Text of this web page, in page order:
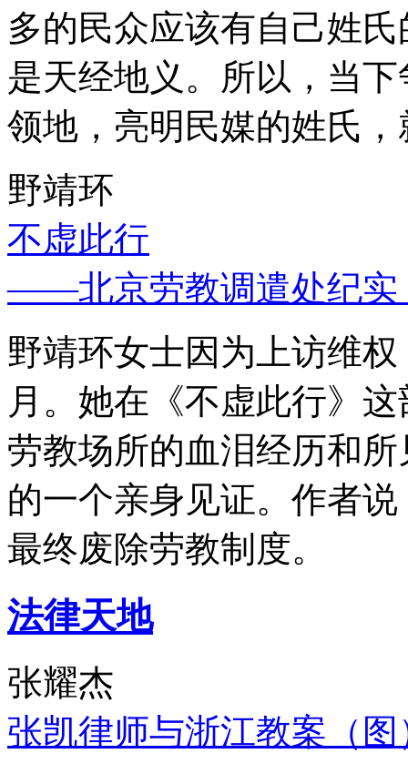
多的民众应该有自己姓
是天经地义。所以，当
领地，亮明民媒的姓氏
野靖环
不虚此行
——北京劳教调遣处纪实
野靖环女士因为上访维
月。她在《不虚此行》
劳教场所的血泪经历和
的一个亲身见证。作者
最终废除劳教制度。
法律天地
张耀杰
张凯律师与浙江教案（图